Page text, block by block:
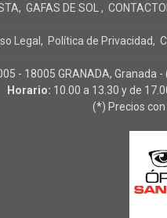
GAFAS DE SOL
Legal Política de Privacidad
- 18005 GRANADA,
Horario: 10.00 a 13.30 y de
(*) Precios